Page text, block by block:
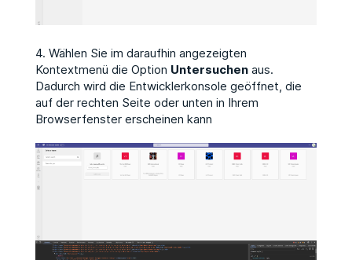
4. Wählen Sie im daraufhin angezeigten
Kontextmenü die Option Untersuchenaus.
Dadurch wird die Entwicklerkonsole geöffnet, die
auf der rechten Seite oder unten in Ihrem
Browserfenster erscheinen kann